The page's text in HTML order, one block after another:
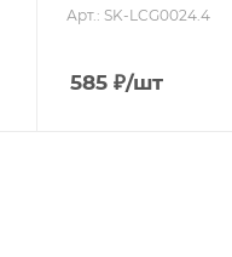
Арт.: SK-LCG0024.4
585 ₽/шт